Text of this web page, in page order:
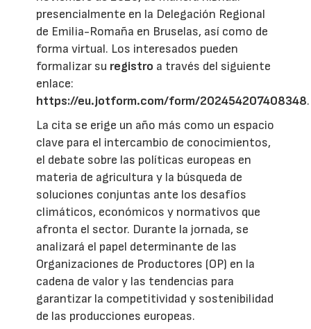
presencialmente en la Delegación Regional
de Emilia-Romaña en Bruselas, así como de
forma virtual. Los interesados pueden
formalizar su registro a través del siguiente
enlace:
https://eu.jotform.com/form/202454207408348.
La cita se erige un año más como un espacio
clave para el intercambio de conocimientos,
el debate sobre las políticas europeas en
materia de agricultura y la búsqueda de
soluciones conjuntas ante los desafíos
climáticos, económicos y normativos que
afronta el sector. Durante la jornada, se
analizará el papel determinante de las
Organizaciones de Productores (OP) en la
cadena de valor y las tendencias para
garantizar la competitividad y sostenibilidad
de las producciones europeas.